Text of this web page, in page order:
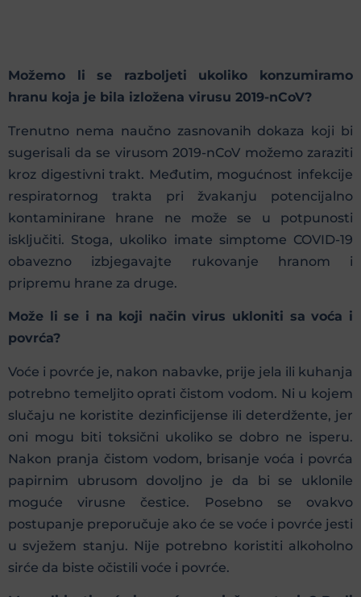
Možemo li se razboljeti ukoliko konzumiramo
hranu koja je bila izložena virusu 2019-nCoV?
Trenutno nema naučno zasnovanih dokaza koji bi
sugerisali da se virusom 2019-nCoV možemo zaraziti
kroz digestivni trakt. Međutim, mogućnost infekcije
respiratornog trakta pri žvakanju potencijalno
kontaminirane hrane ne može se u potpunosti
isključiti. Stoga, ukoliko imate simptome COVID-19
obavezno izbjegavajte rukovanje hranom i
pripremu hrane za druge.
Može li se i na koji način virus ukloniti sa voća i
povrća?
Voće i povrće je, nakon nabavke, prije jela ili kuhanja
potrebno temeljito oprati čistom vodom. Ni u kojem
slučaju ne koristite dezinficijense ili deterdžente, jer
oni mogu biti toksični ukoliko se dobro ne isperu.
Nakon pranja čistom vodom, brisanje voća i povrća
papirnim ubrusom dovoljno je da bi se uklonile
moguće virusne čestice. Posebno se ovakvo
postupanje preporučuje ako će se voće i povrće jesti
u svježem stanju. Nije potrebno koristiti alkoholno
sirće da biste očistili voće i povrće.